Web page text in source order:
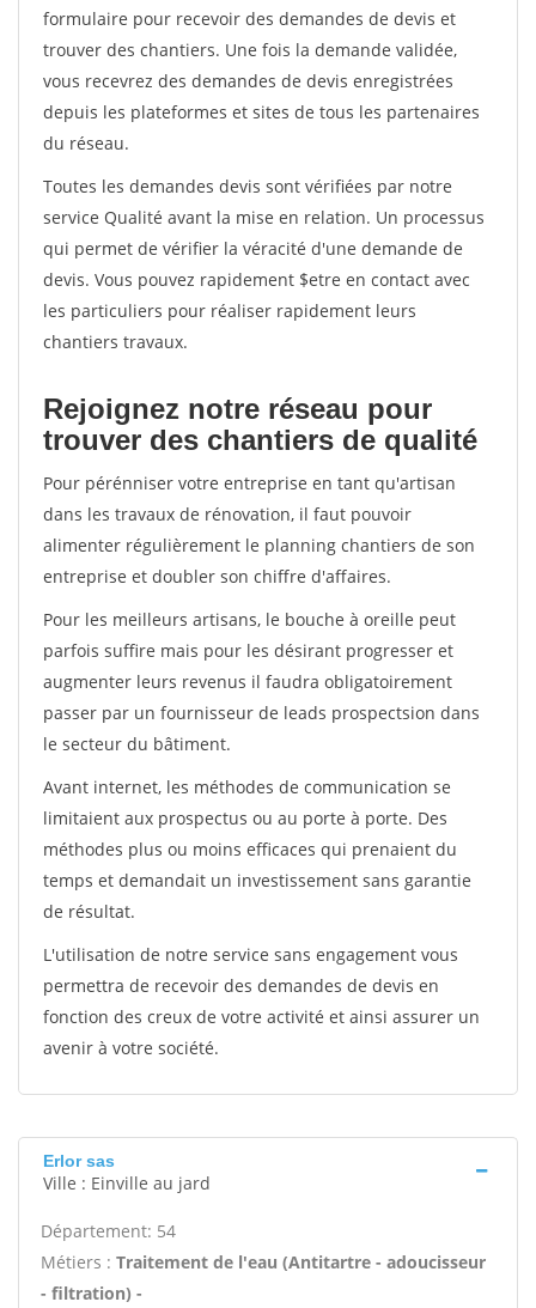
formulaire pour recevoir des demandes de devis et
trouver des chantiers. Une fois la demande validée,
vous recevrez des demandes de devis enregistrées
depuis les plateformes et sites de tous les partenaires
du réseau.
Toutes les demandes devis sont vérifiées par notre
service Qualité avant la mise en relation. Un processus
qui permet de vérifier la véracité d'une demande de
devis. Vous pouvez rapidement $etre en contact avec
les particuliers pour réaliser rapidement leurs
chantiers travaux.
Rejoignez notre réseau pour
trouver des chantiers de qualité
Pour pérénniser votre entreprise en tant qu'artisan
dans les travaux de rénovation, il faut pouvoir
alimenter régulièrement le planning chantiers de son
entreprise et doubler son chiffre d'affaires.
Pour les meilleurs artisans, le bouche à oreille peut
parfois suffire mais pour les désirant progresser et
augmenter leurs revenus il faudra obligatoirement
passer par un fournisseur de leads prospectsion dans
le secteur du bâtiment.
Avant internet, les méthodes de communication se
limitaient aux prospectus ou au porte à porte. Des
méthodes plus ou moins efficaces qui prenaient du
temps et demandait un investissement sans garantie
de résultat.
L'utilisation de notre service sans engagement vous
permettra de recevoir des demandes de devis en
fonction des creux de votre activité et ainsi assurer un
avenir à votre société.
Erlor sas
Ville : Einville au jard
Département: 54
Métiers : Traitement de l'eau (Antitartre - adoucisseur
- filtration) -